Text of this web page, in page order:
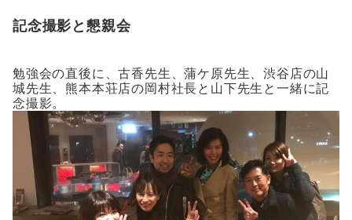
記念撮影と懇親会
勉強会の直後に、古香先生、蒲ケ原先生、渋谷店の山
城先生、熊本本荘店の岡村社長と山下先生と一緒に記
念撮影。